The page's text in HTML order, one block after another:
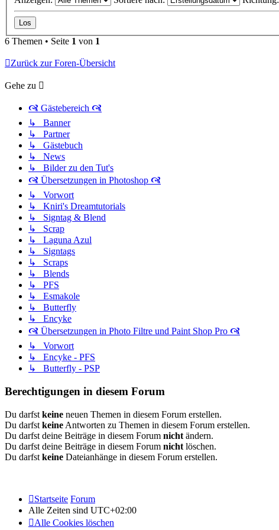
6 Themen • Seite 1 von 1
Zurück zur Foren-Übersicht
Gehe zu
🙧 Gästebereich 🙧
↳ Banner
↳ Partner
↳ Gästebuch
↳ News
↳ Bilder zu den Tut's
🙧 Übersetzungen in Photoshop 🙧
↳ Vorwort
↳ Kniri's Dreamtutorials
↳ Signtag & Blend
↳ Scrap
↳ Laguna Azul
↳ Signtags
↳ Scraps
↳ Blends
↳ PFS
↳ Esmakole
↳ Butterfly
↳ Encyke
🙧 Übersetzungen in Photo Filtre und Paint Shop Pro 🙧
↳ Vorwort
↳ Encyke - PFS
↳ Butterfly - PSP
Berechtigungen in diesem Forum
Du darfst keine neuen Themen in diesem Forum erstellen.
Du darfst keine Antworten zu Themen in diesem Forum erstellen.
Du darfst deine Beiträge in diesem Forum nicht ändern.
Du darfst deine Beiträge in diesem Forum nicht löschen.
Du darfst keine Dateianhänge in diesem Forum erstellen.
Startseite Forum
Alle Zeiten sind UTC+02:00
Alle Cookies löschen